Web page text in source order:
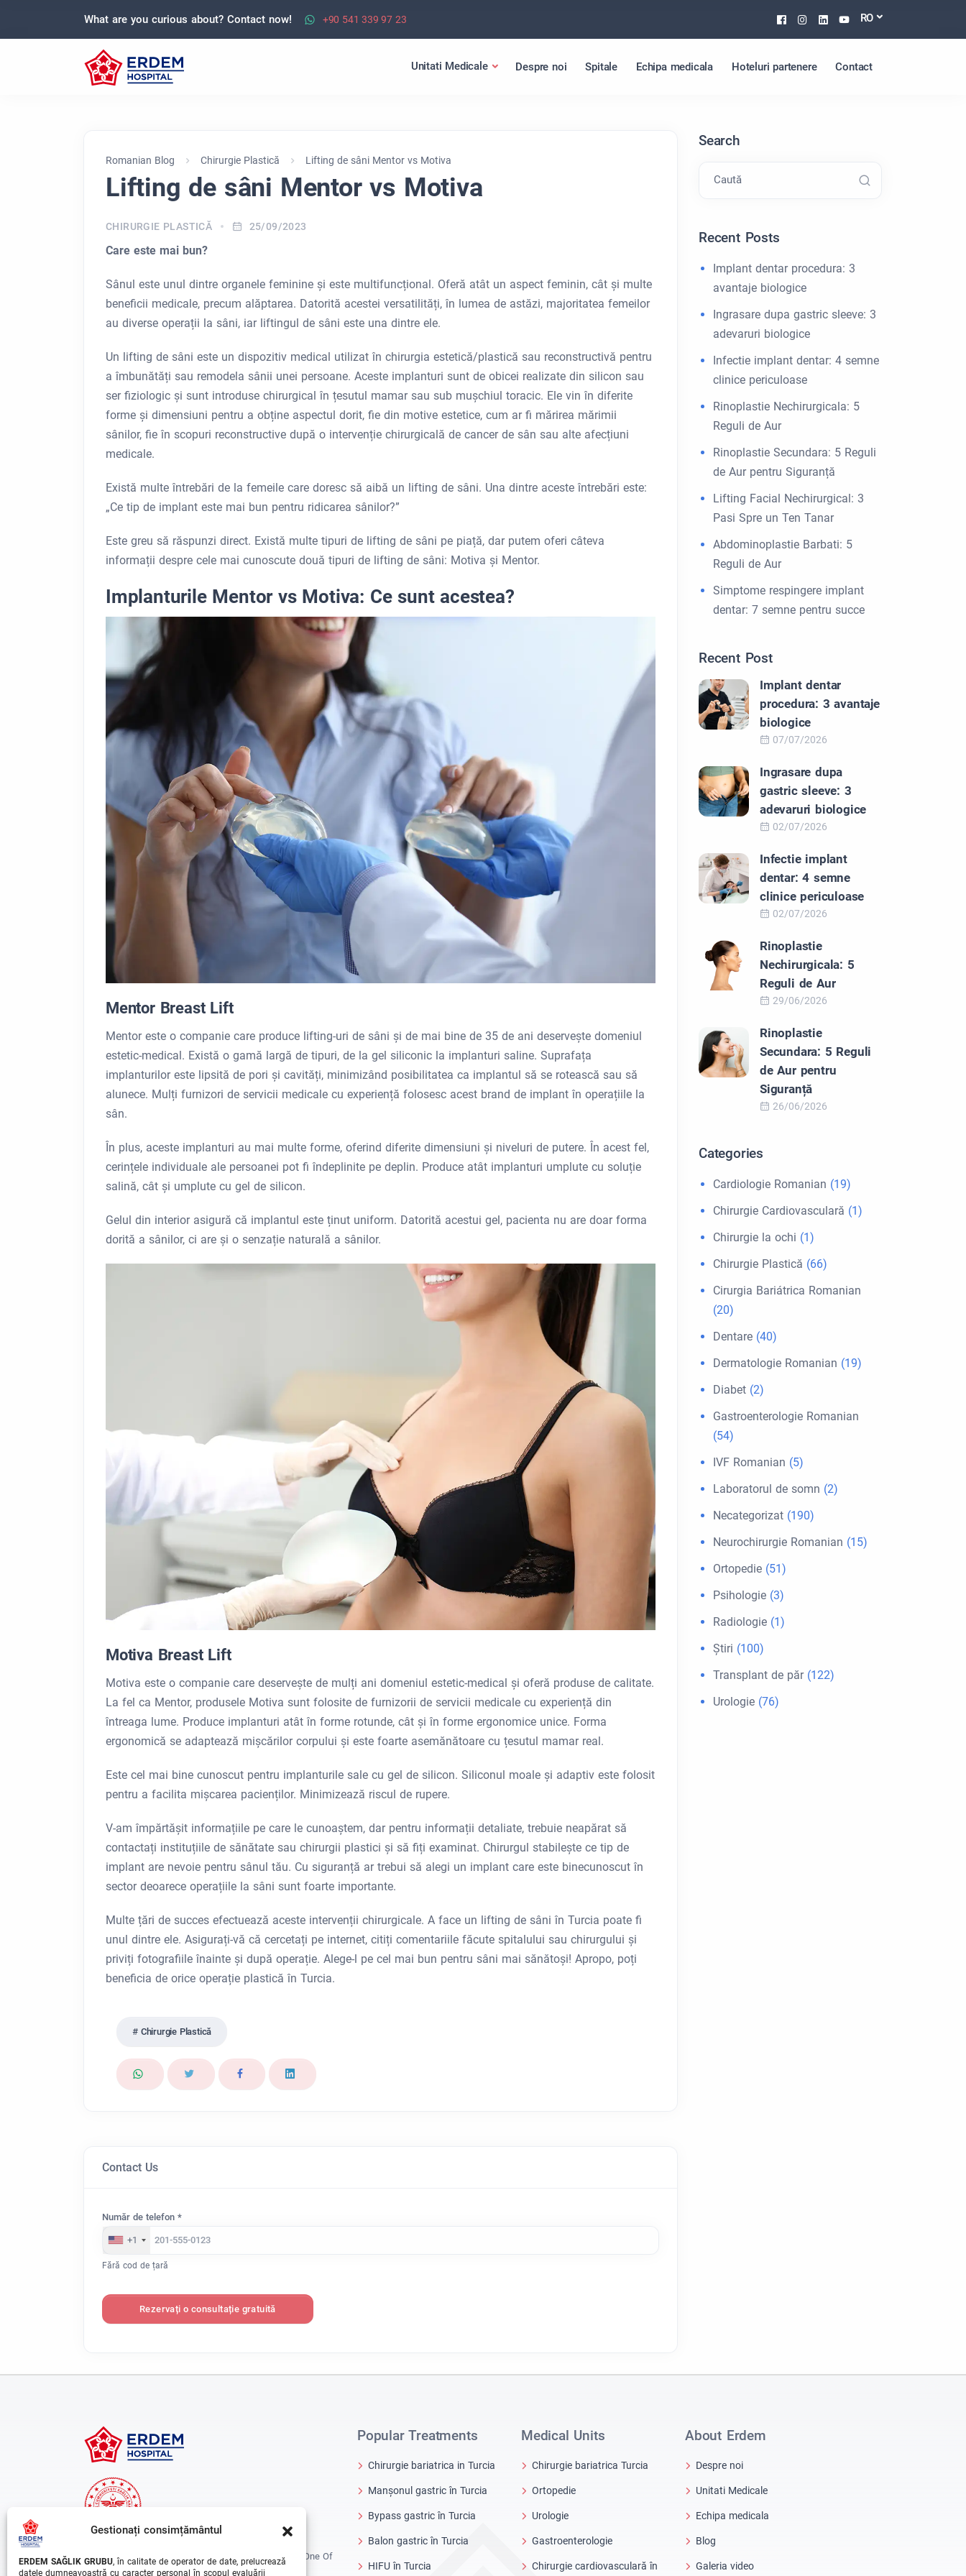
Gestionați consimțământul
ERDEM SAĞLIK GRUBU, în calitate de operator de date, prelucrează
datele dumneavoastră cu caracter personal în scopul evaluării
What are you curious about? Contact now! +90 541 339 97 23 Facebook
Instagram
Linkedin
Youtube
RO
Unitati Medicale Despre noi Spitale Echipa medicala Hoteluri partenere Contact
Romanian Blog Chirurgie Plastică Lifting de sâni Mentor vs Motiva
Lifting de sâni Mentor vs Motiva
CHIRURGIE PLASTICĂ 25/09/2023
Care este mai bun?
Sânul este unul dintre organele feminine și este multifuncțional. Oferă atât un aspect feminin, cât și multe
beneficii medicale, precum alăptarea. Datorită acestei versatilități, în lumea de astăzi, majoritatea femeilor
au diverse operații la sâni, iar liftingul de sâni este una dintre ele.
Un lifting de sâni este un dispozitiv medical utilizat în chirurgia estetică/plastică sau reconstructivă pentru
a îmbunătăți sau remodela sânii unei persoane. Aceste implanturi sunt de obicei realizate din silicon sau
ser fiziologic și sunt introduse chirurgical în țesutul mamar sau sub mușchiul toracic. Ele vin în diferite
forme și dimensiuni pentru a obține aspectul dorit, fie din motive estetice, cum ar fi mărirea mărimii
sânilor, fie în scopuri reconstructive după o intervenție chirurgicală de cancer de sân sau alte afecțiuni
medicale.
Există multe întrebări de la femeile care doresc să aibă un lifting de sâni. Una dintre aceste întrebări este:
„Ce tip de implant este mai bun pentru ridicarea sânilor?”
Este greu să răspunzi direct. Există multe tipuri de lifting de sâni pe piață, dar putem oferi câteva
informații despre cele mai cunoscute două tipuri de lifting de sâni: Motiva și Mentor.
Implanturile Mentor vs Motiva: Ce sunt acestea?
Mentor Breast Lift
Mentor este o companie care produce lifting-uri de sâni și de mai bine de 35 de ani deservește domeniul
estetic-medical. Există o gamă largă de tipuri, de la gel siliconic la implanturi saline. Suprafața
implanturilor este lipsită de pori și cavități, minimizând posibilitatea ca implantul să se rotească sau să
alunece. Mulți furnizori de servicii medicale cu experiență folosesc acest brand de implant în operațiile la
sân.
În plus, aceste implanturi au mai multe forme, oferind diferite dimensiuni și niveluri de putere. În acest fel,
cerințele individuale ale persoanei pot fi îndeplinite pe deplin. Produce atât implanturi umplute cu soluție
salină, cât și umplute cu gel de silicon.
Gelul din interior asigură că implantul este ținut uniform. Datorită acestui gel, pacienta nu are doar forma
dorită a sânilor, ci are și o senzație naturală a sânilor.
Motiva Breast Lift
Motiva este o companie care deservește de mulți ani domeniul estetic-medical și oferă produse de calitate.
La fel ca Mentor, produsele Motiva sunt folosite de furnizorii de servicii medicale cu experiență din
întreaga lume. Produce implanturi atât în ​​forme rotunde, cât și în forme ergonomice unice. Forma
ergonomică se adaptează mișcărilor corpului și este foarte asemănătoare cu țesutul mamar real.
Este cel mai bine cunoscut pentru implanturile sale cu gel de silicon. Siliconul moale și adaptiv este folosit
pentru a facilita mișcarea pacienților. Minimizează riscul de rupere.
V-am împărtășit informațiile pe care le cunoaștem, dar pentru informații detaliate, trebuie neapărat să
contactați instituțiile de sănătate sau chirurgii plastici și să fiți examinat. Chirurgul stabilește ce tip de
implant are nevoie pentru sânul tău. Cu siguranță ar trebui să alegi un implant care este binecunoscut în
sector deoarece operațiile la sâni sunt foarte importante.
Multe țări de succes efectuează aceste intervenții chirurgicale. A face un lifting de sâni în Turcia poate fi
unul dintre ele. Asigurați-vă că cercetați pe internet, citiți comentariile făcute spitalului sau chirurgului și
priviți fotografiile înainte și după operație. Alege-l pe cel mai bun pentru sâni mai sănătoși! Apropo, poți
beneficia de orice operație plastică în Turcia.
Chirurgie Plastică
Contact Us
Număr de telefon *
+1
Fără cod de țară
Rezervați o consultație gratuită
Search
Caută
Recent Posts
Implant dentar procedura: 3
avantaje biologice
Ingrasare dupa gastric sleeve: 3
adevaruri biologice
Infectie implant dentar: 4 semne
clinice periculoase
Rinoplastie Nechirurgicala: 5
Reguli de Aur
Rinoplastie Secundara: 5 Reguli
de Aur pentru Siguranță
Lifting Facial Nechirurgical: 3
Pasi Spre un Ten Tanar
Abdominoplastie Barbati: 5
Reguli de Aur
Simptome respingere implant
dentar: 7 semne pentru succe
Recent Post
Implant dentar
procedura: 3 avantaje
biologice
07/07/2026
Ingrasare dupa
gastric sleeve: 3
adevaruri biologice
02/07/2026
Infectie implant
dentar: 4 semne
clinice periculoase
02/07/2026
Rinoplastie
Nechirurgicala: 5
Reguli de Aur
29/06/2026
Rinoplastie
Secundara: 5 Reguli
de Aur pentru
Siguranță
26/06/2026
Categories
Cardiologie Romanian (19)
Chirurgie Cardiovasculară (1)
Chirurgie la ochi (1)
Chirurgie Plastică (66)
Cirurgia Bariátrica Romanian
(20)
Dentare (40)
Dermatologie Romanian (19)
Diabet (2)
Gastroenterologie Romanian
(54)
IVF Romanian (5)
Laboratorul de somn (2)
Necategorizat (190)
Neurochirurgie Romanian (15)
Ortopedie (51)
Psihologie (3)
Radiologie (1)
Ştiri (100)
Transplant de păr(122)
Urologie (76)
Erdem Healthcare Group Established In 1988, And Is One Of
The Biggest Hospital Groups In Istanbul And Turkey.
Popular Treatments
Chirurgie bariatrica in Turcia
Manșonul gastric în Turcia
Bypass gastric în Turcia
Balon gastric în Turcia
HIFU în Turcia
Medical Units
Chirurgie bariatrica Turcia
Ortopedie
Urologie
Gastroenterologie
Chirurgie cardiovasculară în
About Erdem
Despre noi
Unitati Medicale
Echipa medicala
Blog
Galeria video